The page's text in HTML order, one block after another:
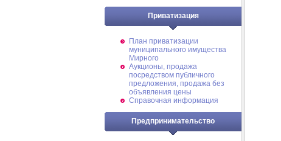
Приватизация
План приватизации
муниципального имущества
Мирного
Аукционы, продажа
посредством публичного
предложения, продажа без
объявления цены
Справочная информация
Предпринимательство